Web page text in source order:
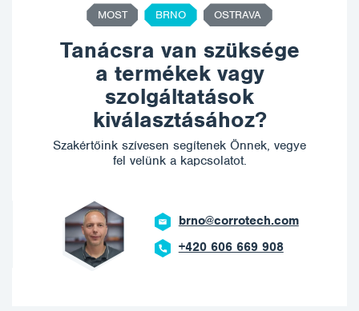
MOST BRNO OSTRAVA
Tanácsra van szüksége
a termékek vagy
szolgáltatások
kiválasztásához?
Szakértőink szívesen segítenek Önnek, vegye
fel velünk a kapcsolatot.
brno@corrotech.com
+420 606 669 908